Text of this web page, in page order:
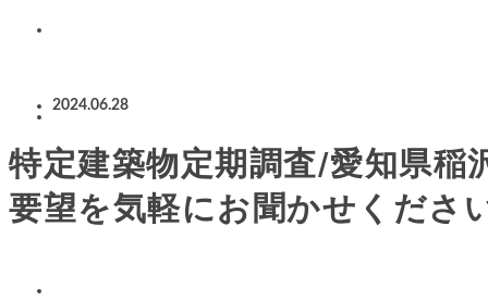
2024.06.28
特定建築物定期調査/愛知県
要望を気軽にお聞かせくださ